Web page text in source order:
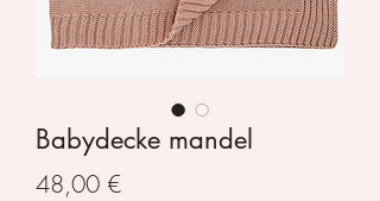
Babydecke mandel
48,00 €Preis